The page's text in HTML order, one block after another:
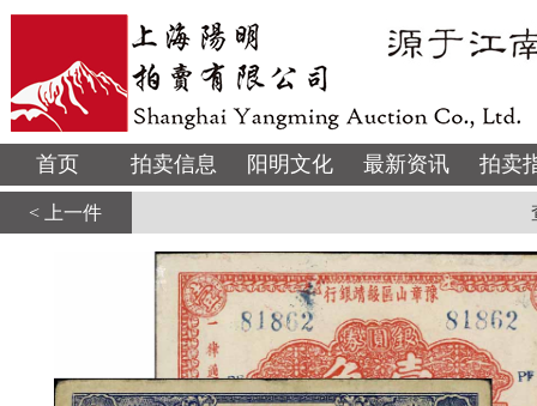
首页 拍卖信息 阳明文化 最新资讯 拍卖
< 上一件